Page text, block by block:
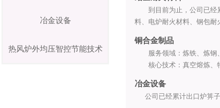
冶金设备
热风炉外均压智控节能技术
到目前为止，公司已经
料、电炉耐火材料、钢包
铜合金制品
服务领域： 炼铁、 炼钢
核心技术：真空熔炼、
冶金设备
公司已经累计出口炉箅